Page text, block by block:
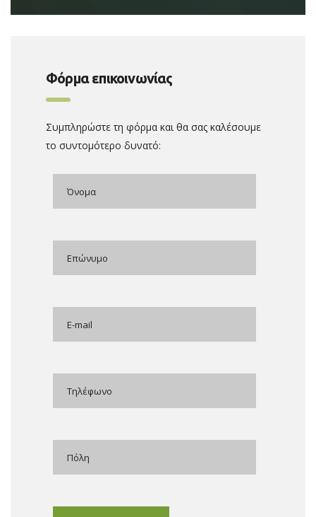
Φόρμα επικοινωνίας
Συμπληρώστε τη φόρμα και θα σας καλέσουμε
το συντομότερο δυνατό: